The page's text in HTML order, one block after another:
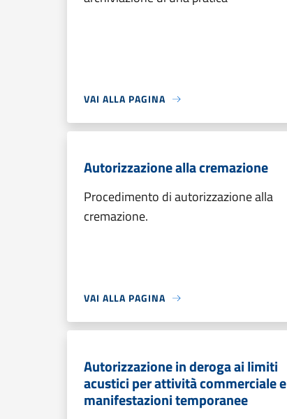
VAI ALLA PAGINA
Autorizzazione alla cremazione
Procedimento di autorizzazione alla
cremazione.
VAI ALLA PAGINA
Autorizzazione in deroga ai limiti
acustici per attività commerciale e
manifestazioni temporanee